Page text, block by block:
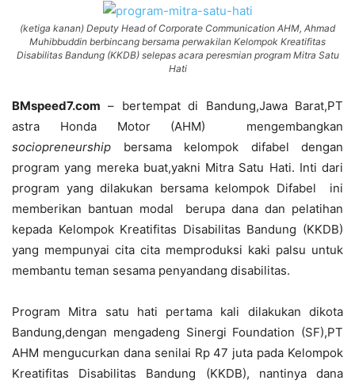
(ketiga kanan) Deputy Head of Corporate Communication AHM, Ahmad
Muhibbuddin berbincang bersama perwakilan Kelompok Kreatifitas
Disabilitas Bandung (KKDB) selepas acara peresmian program Mitra Satu
Hati
BMspeed7.com – bertempat di Bandung,Jawa Barat,PT
astra Honda Motor (AHM) mengembangkan
sociopreneurship bersama kelompok difabel dengan
program yang mereka buat,yakni Mitra Satu Hati. Inti dari
program yang dilakukan bersama kelompok Difabel ini
memberikan bantuan modal berupa dana dan pelatihan
kepada Kelompok Kreatifitas Disabilitas Bandung (KKDB)
yang mempunyai cita cita memproduksi kaki palsu untuk
membantu teman sesama penyandang disabilitas.
Program Mitra satu hati pertama kali dilakukan dikota
Bandung,dengan mengadeng Sinergi Foundation (SF),PT
AHM mengucurkan dana senilai Rp 47 juta pada Kelompok
Kreatifitas Disabilitas Bandung (KKDB), nantinya dana